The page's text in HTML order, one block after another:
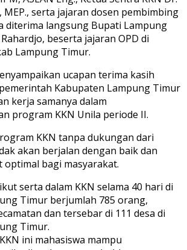
MEP., serta jajaran dosen pembimbing
diterima langsung Bupati Lampung
beserta jajaran OPD di
Lampung Timur.
ucapan terima kasih
Kabupaten Lampung Timur
kerja samanya dalam
program KKN Unila periode II.
KKN tanpa dukungan dari
akan berjalan dengan baik dan
optimal bagi masyarakat.
serta dalam KKN selama 40 hari di
Timur berjumlah 785 orang,
dan tersebar di 111 desa di
Timur.
ini mahasiswa mampu